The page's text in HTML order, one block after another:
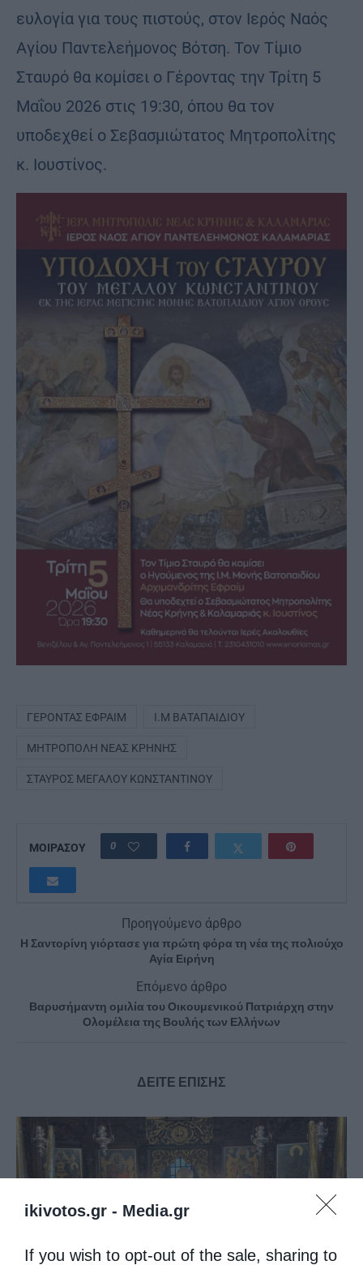
ikivotos.gr - Media.gr
If you wish to opt-out of the sale, sharing to
ευλογία για τους πιστούς, στον Ιερός Ναός
Αγίου Παντελεήμονος Βότση. Τον Τίμιο
Σταυρό θα κομίσει ο Γέροντας την Τρίτη 5
Μαΐου 2026 στις 19:30, όπου θα τον
υποδεχθεί ο Σεβασμιώτατος Μητροπολίτης
κ. Ιουστίνος.
ΓΈΡΟΝΤΑΣ ΕΦΡΑΊΜ Ι.Μ ΒΑΤΑΠΑΙΔΊΟΥ
ΜΗΤΡΌΠΟΛΗ ΝΈΑΣ ΚΡΉΝΗΣ
ΣΤΑΥΡΌΣ ΜΕΓΆΛΟΥ ΚΩΝΣΤΑΝΤΊΝΟΥ
ΜΟΙΡΑΣΟΥ 0
Προηγούμενο άρθρο
Η Σαντορίνη γιόρτασε για πρώτη φόρα τη νέα της πολιούχο
Αγία Ειρήνη
Επόμενο άρθρο
Βαρυσήμαντη ομιλία του Οικουμενικού Πατριάρχη στην
Ολομέλεια της Βουλής των Ελλήνων
ΔΕΙΤΕ ΕΠΙΣΗΣ